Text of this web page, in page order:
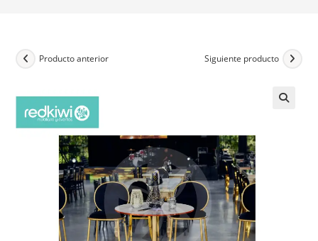
Producto anterior Siguiente producto